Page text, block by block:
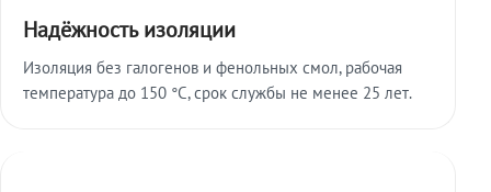
Надёжность изоляции
Изоляция без галогенов и фенольных смол, рабочая
температура до 150 °C, срок службы не менее 25 лет.